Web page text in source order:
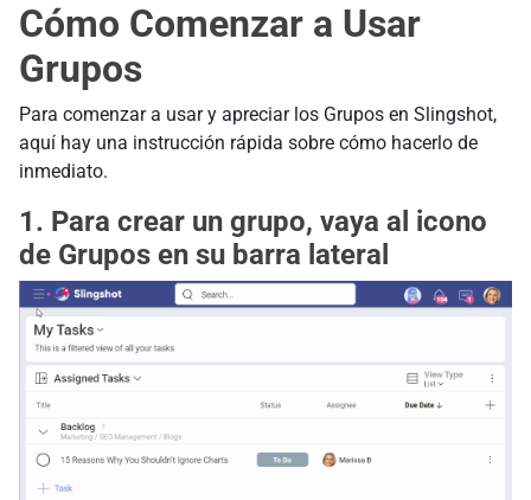
Cómo Comenzar a Usar
Grupos
Para comenzar a usar y apreciar los Grupos en Slingshot,
aquí hay una instrucción rápida sobre cómo hacerlo de
inmediato.
1. Para crear un grupo, vaya al icono
de Grupos en su barra lateral